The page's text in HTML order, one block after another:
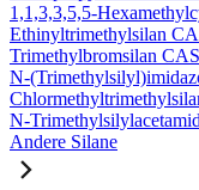
1,1,3,3,5,5-
Ethinyltrimethylsilan
Trimethylbromsilan
N-
N-
Andere Silane